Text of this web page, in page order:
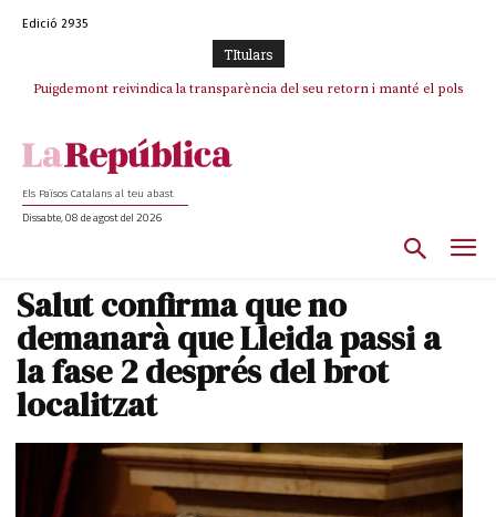
Edició 2935
TItulars
Puigdemont reivindica la transparència del seu retorn i manté el pols
Portugal acusa Espanya de provocar un “efecte crida” massiu per la seva
Els Països Catalans al teu abast
Dissabte, 08 de agost del 2026
Salut confirma que no
demanarà que Lleida passi a
la fase 2 després del brot
localitzat